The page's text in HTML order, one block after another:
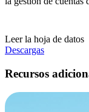
Leer la hoja de datos
Descargas
Recursos